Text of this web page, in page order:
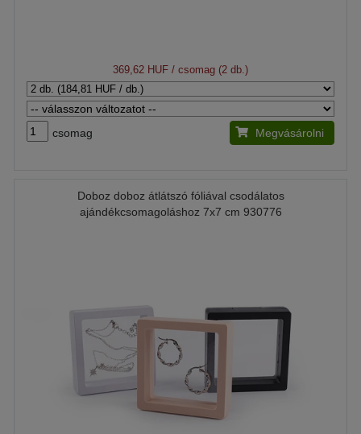
369,62 HUF / csomag (2 db.)
csomag Megvásárolni
Doboz doboz átlátszó fóliával csodálatos
ajándékcsomagoláshoz 7x7 cm 930776